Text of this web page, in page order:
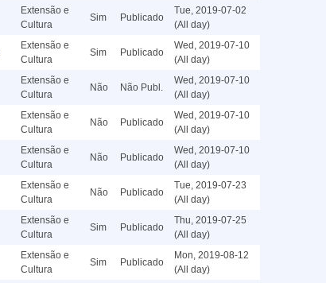
Extensão e
Cultura
Sim Publicado
Tue, 2019-07-02
(All day)
Extensão e
Cultura
Sim Publicado
Wed, 2019-07-10
(All day)
Extensão e
Cultura
Não Não Publ.
Wed, 2019-07-10
(All day)
Extensão e
Cultura
Não Publicado
Wed, 2019-07-10
(All day)
Extensão e
Cultura
Não Publicado
Wed, 2019-07-10
(All day)
Extensão e
Cultura
Não Publicado
Tue, 2019-07-23
(All day)
Extensão e
Cultura
Sim Publicado
Thu, 2019-07-25
(All day)
Extensão e
Cultura
Sim Publicado
Mon, 2019-08-12
(All day)